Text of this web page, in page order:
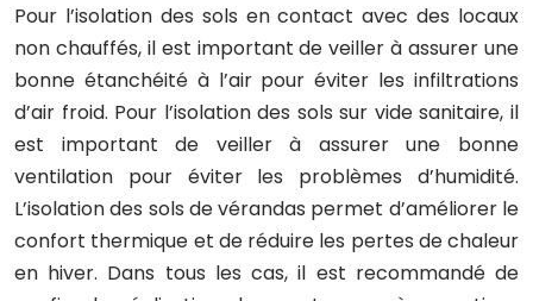
Pour l’isolation des sols en contact avec des locaux
non chauffés, il est important de veiller à assurer une
bonne étanchéité à l’air pour éviter les infiltrations
d’air froid. Pour l’isolation des sols sur vide sanitaire, il
est important de veiller à assurer une bonne
ventilation pour éviter les problèmes d’humidité.
L’isolation des sols de vérandas permet d’améliorer le
confort thermique et de réduire les pertes de chaleur
en hiver. Dans tous les cas, il est recommandé de